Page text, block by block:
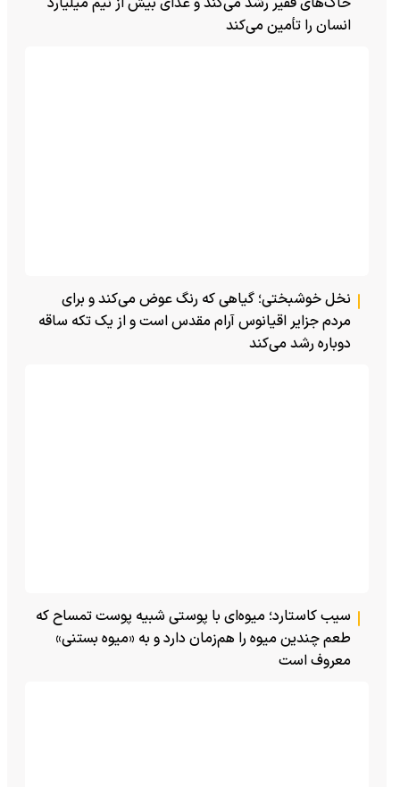
انسان را تأمین می‌کند
نخل خوشبختی؛ گیاهی که رنگ عوض می‌کند و برای
مردم جزایر اقیانوس آرام مقدس است و از یک تکه ساقه
دوباره رشد می‌کند
سیب کاستارد؛ میوه‌ای با پوستی شبیه پوست تمساح که
طعم چندین میوه را هم‌زمان دارد و به «میوه بستنی»
معروف است